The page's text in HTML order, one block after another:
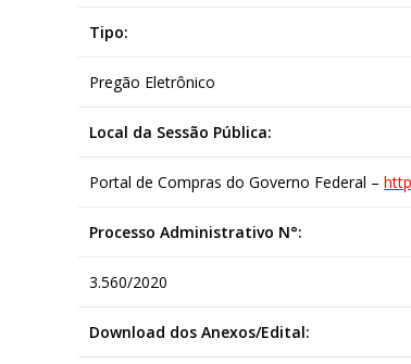
Tipo:
Pregão Eletrônico
Local da Sessão Pública:
Portal de Compras do Governo Federal –
Processo Administrativo N°:
3.560/2020
Download dos Anexos/Edital: